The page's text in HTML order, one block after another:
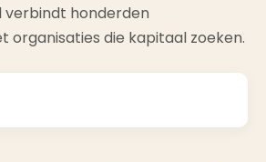
verbindt honderden
organisaties die kapitaal zoeken.